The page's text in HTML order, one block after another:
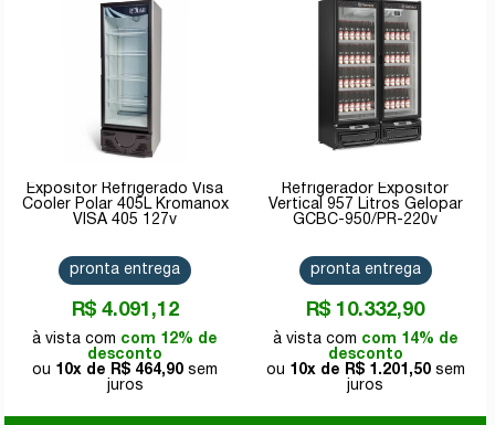
Expositor Refrigerado Visa
Cooler Polar 405L Kromanox
VISA 405 127v
R$ 4.091,12
com 12% de
desconto
10x de
R$ 464,90
pronta entrega
Refrigerador Expositor
Vertical 957 Litros Gelopar
GCBC-950/PR-220v
R$ 10.332,90
com 14% de
desconto
10x de
R$ 1.201,50
pronta entrega